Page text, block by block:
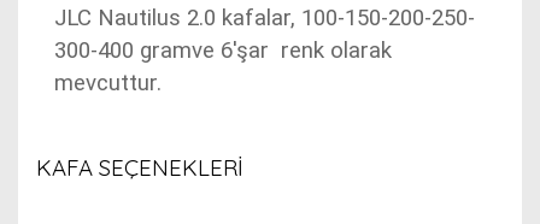
JLC Nautilus 2.0 kafalar, 100-150-200-250-
300-400 gramve 6'şar renk olarak
mevcuttur.
KAFA SEÇENEKLERİ